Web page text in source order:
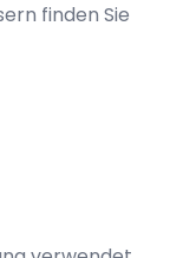
finden Sie